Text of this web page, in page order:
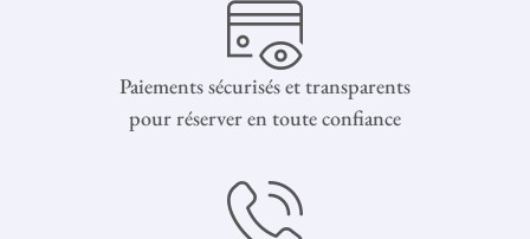
Paiements sécurisés et transparents
pour réserver en toute confiance